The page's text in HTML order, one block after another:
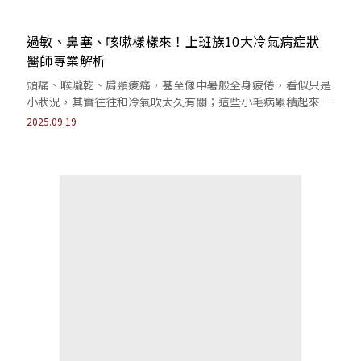
過敏、鼻塞、咳嗽樣樣來！上班族10大冷氣病症狀
醫師專業解析
頭痛、喉嚨乾、肩頸痠痛，甚至像中暑般全身疲倦，看似只是
小狀況，其實往往和冷氣吹太久有關；這些小毛病累積起來，
久而久之，就成了上班族最常抱怨的困擾。
2025.09.19